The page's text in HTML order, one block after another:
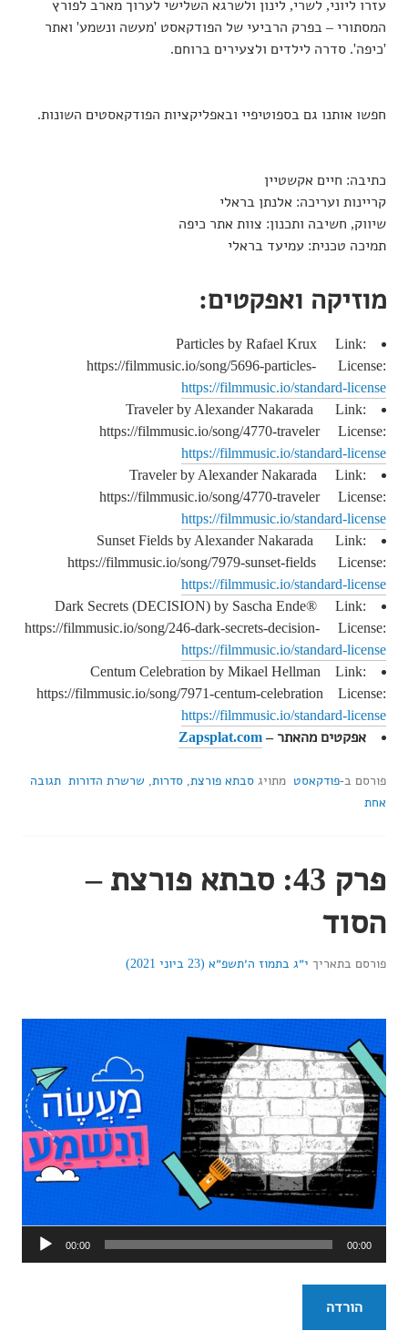
עזרו ליוני, לשרי, לינון ולשרגא השלישי לערוך מארב לפורץ
המסתורי – בפרק הרביעי של הפודקאסט 'מעשה ונשמע' ואתר
'כיפה'. סדרה לילדים ולצעירים ברוחם.
חפשו אותנו גם בספוטיפיי ובאפליקציות הפודקאסטים השונות.
כתיבה: חיים אקשטיין
קריינות ועריכה: אלנתן בראלי
שיווק, חשיבה ותכנון: צוות אתר כיפה
תמיכה טכנית: עמיעד בראלי
מוזיקה ואפקטים:
Particles by Rafael Krux Link:
https://filmmusic.io/song/5696-particles- License:
https://filmmusic.io/standard-license
Traveler by Alexander Nakarada Link:
https://filmmusic.io/song/4770-traveler License:
https://filmmusic.io/standard-license
Traveler by Alexander Nakarada Link:
https://filmmusic.io/song/4770-traveler License:
https://filmmusic.io/standard-license
Sunset Fields by Alexander Nakarada Link:
https://filmmusic.io/song/7979-sunset-fields License:
https://filmmusic.io/standard-license
Dark Secrets (DECISION) by Sascha Ende® Link:
https://filmmusic.io/song/246-dark-secrets-decision- License:
https://filmmusic.io/standard-license
Centum Celebration by Mikael Hellman Link:
https://filmmusic.io/song/7971-centum-celebration License:
https://filmmusic.io/standard-license
אפקטים מהאתר –Zapsplat.com
פורסם ב-פודקאסט מתויג סבתא פורצת, סדרות, שרשרת הדורות תגובה
אחת
פרק 43: סבתא פורצת –
הסוד
פורסם בתאריך י״ג בתמוז ה׳תשפ״א (23 ביוני 2021)
אודיו
00:00 00:00
הורדה